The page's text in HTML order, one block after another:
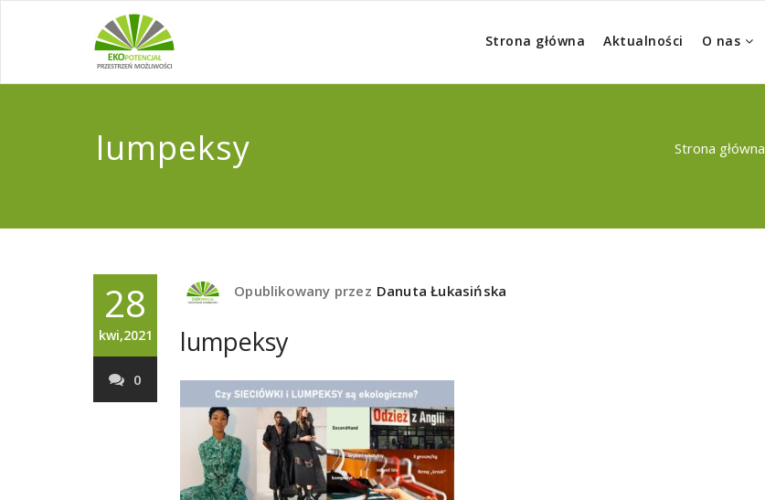
Strona główna Aktualności O nas
lumpeksy Strona główna
28
kwi,2021
0
Opublikowany przez Danuta Łukasińska
lumpeksy